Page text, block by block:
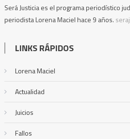
Será Justicia es el programa periodístico
periodista Lorena Maciel hace 9 años.
LINKS RÁPIDOS
Lorena Maciel
Actualidad
Juicios
Fallos